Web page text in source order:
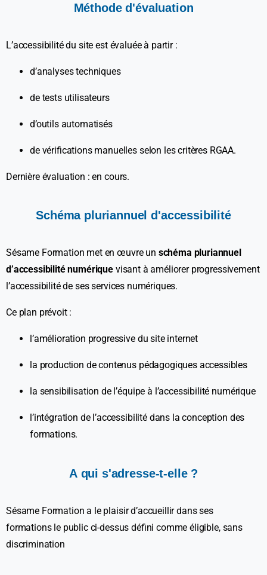
Méthode d'évaluation
L’accessibilité du site est évaluée à partir :
d’analyses techniques
de tests utilisateurs
d’outils automatisés
de vérifications manuelles selon les critères RGAA.
Dernière évaluation : en cours.
Schéma pluriannuel d'accessibilité
Sésame Formation met en œuvre un schéma pluriannuel
d’accessibilité numérique visant à améliorer progressivement
l’accessibilité de ses services numériques.
Ce plan prévoit :
l’amélioration progressive du site internet
la production de contenus pédagogiques accessibles
la sensibilisation de l’équipe à l’accessibilité numérique
l’intégration de l’accessibilité dans la conception des
formations.
A qui s'adresse-t-elle ?
Sésame Formation a le plaisir d’accueillir dans ses
formations le public ci-dessus défini comme éligible, sans
discrimination